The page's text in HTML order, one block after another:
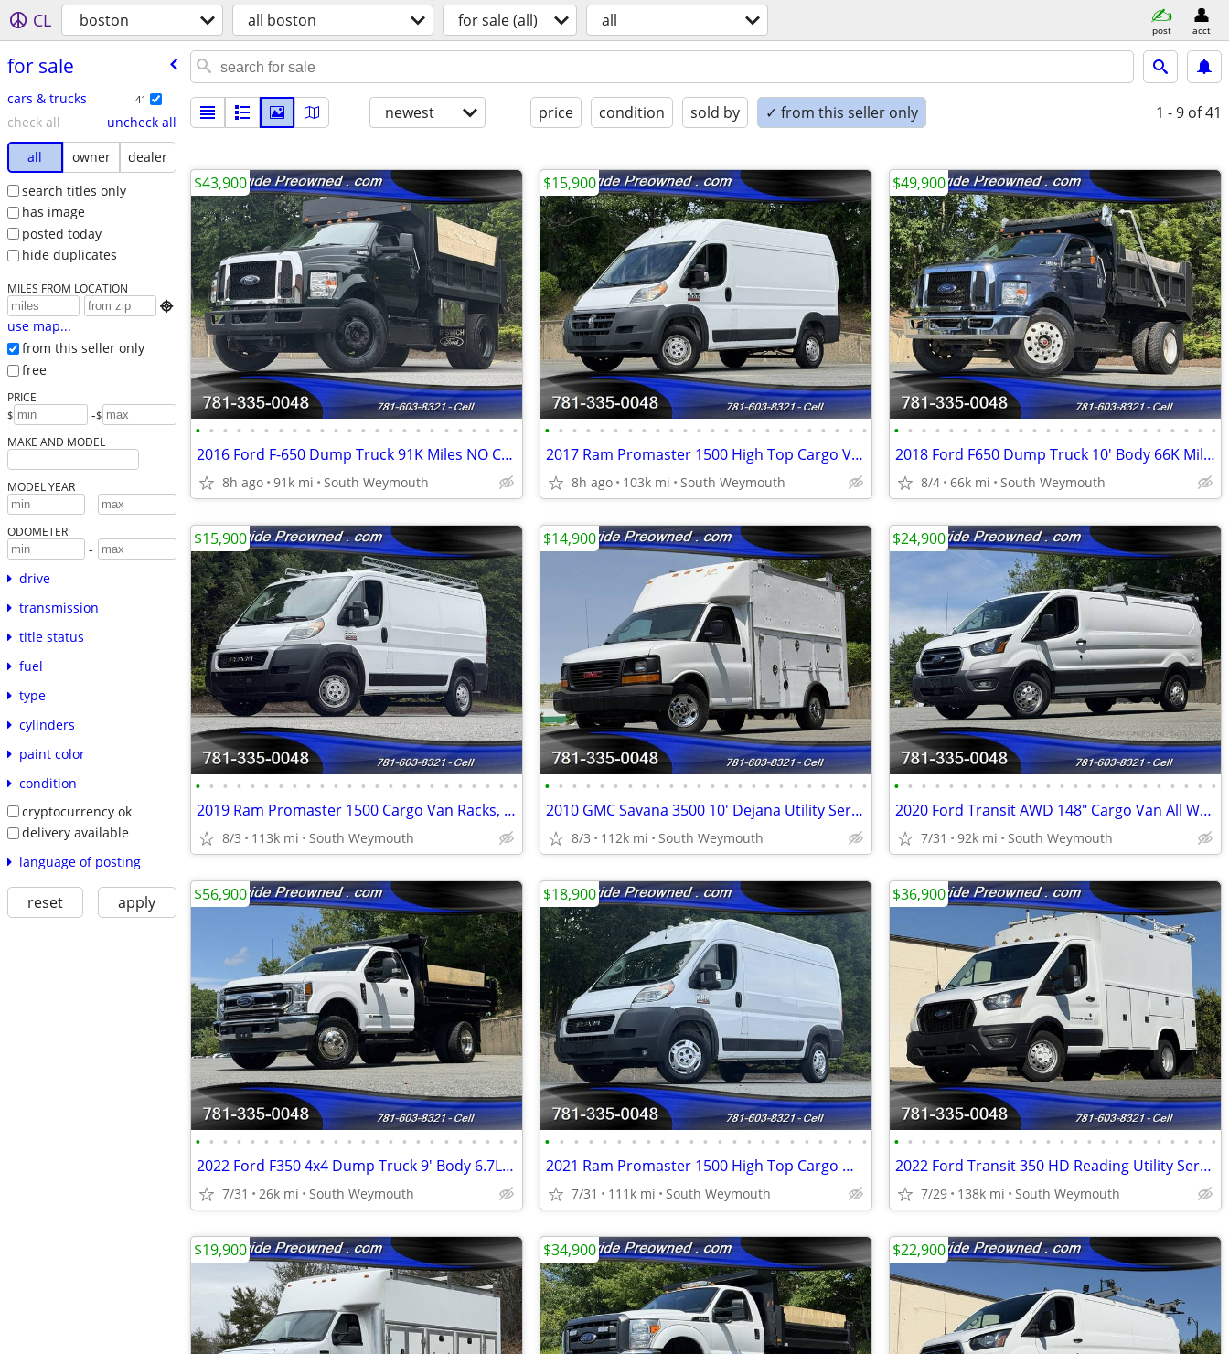
CL boston all boston for sale (all) all post acct
for sale
cars & trucks 41
check all
uncheck all
all
owner
dealer
search titles only
has image
posted today
hide duplicates
MILES FROM LOCATION

use map...
from this seller only
free
PRICE
$ -$
MAKE AND MODEL
MODEL YEAR
-
ODOMETER
-
drive
transmission
title status
fuel
type
cylinders
paint color
condition
cryptocurrency ok
delivery available
language of posting
reset apply
newest price condition sold by ✓ from this seller only 1 - 9 of 41
• • • • • • • • • • • • • • • • • • • • • • • •
2016 Ford F-650 Dump Truck 91K Miles NO CDL REQUIRED #14919
8h ago 91k mi South Weymouth
$43,900
• • • • • • • • • • • • • • • • • • • • • • • •
2017 Ram Promaster 1500 High Top Cargo Van #14925
8h ago 103k mi South Weymouth
$15,900
• • • • • • • • • • • • • • • • • • • • • • • •
2018 Ford F650 Dump Truck 10' Body 66K Miles GAS #14952
8/4 66k mi South Weymouth
$49,900
• • • • • • • • • • • • • • • • • • • • • • • •
2019 Ram Promaster 1500 Cargo Van Racks, Bins & Divider #14950
8/3 113k mi South Weymouth
$15,900
• • • • • • • • • • • • • • • • • • • • • • • •
2010 GMC Savana 3500 10' Dejana Utility Service Body #14885
8/3 112k mi South Weymouth
$14,900
• • • • • • • • • • • • • • • • • • • • • • • •
2020 Ford Transit AWD 148" Cargo Van All Wheel Drive 92K #14923
7/31 92k mi South Weymouth
$24,900
• • • • • • • • • • • • • • • • • • • • • • • •
2022 Ford F350 4x4 Dump Truck 9' Body 6.7L Diesel 26K Miles #14940
7/31 26k mi South Weymouth
$56,900
• • • • • • • • • • • • • • • • • • • • • • •
2021 Ram Promaster 1500 High Top Cargo Work Van #14951
7/31 111k mi South Weymouth
$18,900
• • • • • • • • • • • • • • • • • • • • • • • •
2022 Ford Transit 350 HD Reading Utility Service Body IMMACULATE #14
7/29 138k mi South Weymouth
$36,900
$19,900 $34,900 $22,900